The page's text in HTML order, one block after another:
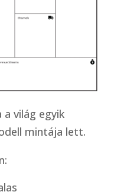
a világ egyik
mintája lett.